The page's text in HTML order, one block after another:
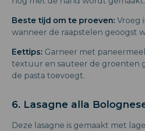
Beste tijd om te proeven: Vroeg
wanneer de raapstelen geoogst
Eettips: Garneer met
textuur en sauteer de groenten
de pasta toevoegt.
6. Lasagne alla
Deze lasagne is gemaakt met